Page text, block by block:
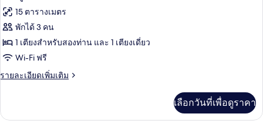
15 ตารางเมตร
พักได้ 3 คน
1 เตียงสำหรับสองท่าน และ 1 เตียงเดี่ยว
Wi-Fi ฟรี
รายละเอียดเพิ่มเติม
ราย
เกี่ยว
เลือกวันที่เพื่อดูราคา